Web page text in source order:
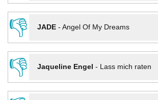
👎
JADE- Angel Of My Dreams
👎
Jaqueline Engel - Lass mich raten